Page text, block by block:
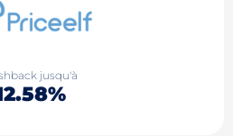
jusqu'à